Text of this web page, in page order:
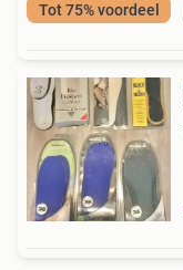
Tot 75% voordeel